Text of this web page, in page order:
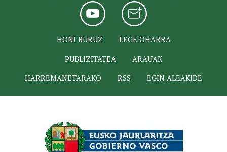
HONI BURUZ
LEGE OHARRA
PUBLIZITATEA
ARAUAK
HARREMANETARAKO
RSS EGIN ALEAKIDE